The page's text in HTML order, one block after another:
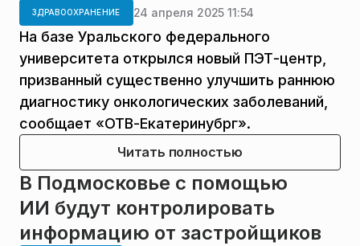
ЗДРАВООХРАНЕНИЕ 24 апреля 2025 11:54
На базе Уральского федерального
университета открылся новый ПЭТ-центр,
призванный существенно улучшить раннюю
диагностику онкологических заболеваний,
сообщает «ОТВ-Екатеринубрг».
Читать полностью
В Подмосковье с помощью
ИИ будут контролировать
информацию от застройщиков